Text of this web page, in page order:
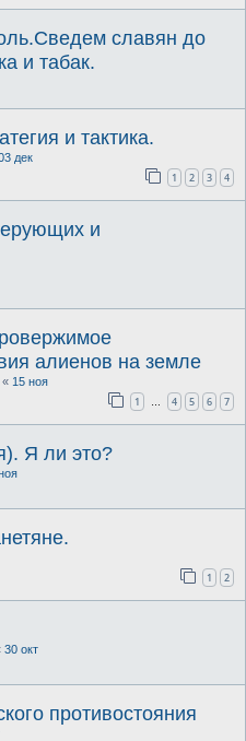
славян до
и табак.
и тактика.
дек
1 2 3 4
и
алиенов на земле
« 15 ноя
1 4 5 6 7
Я ли это?
1 2
30 окт
противостояния